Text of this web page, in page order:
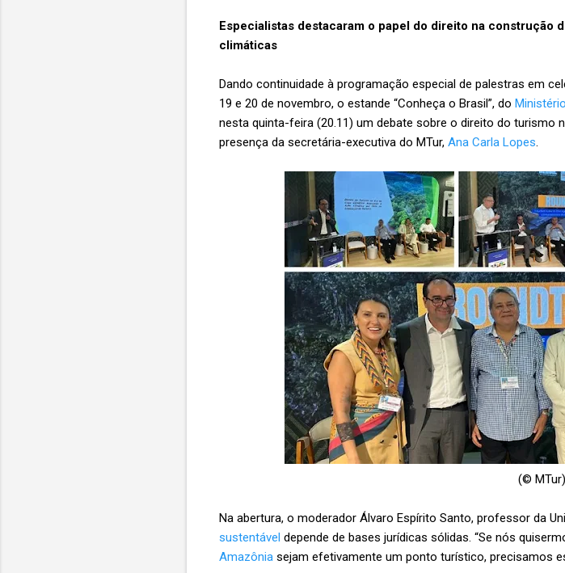
Especialistas destacaram o papel do direito na construção
climáticas
Dando continuidade à programação especial de palestras em
19 e 20 de novembro, o estande “Conheça o Brasil”, do
nesta quinta-feira (20.11) um debate sobre o direito do turismo
presença da secretária-executiva do MTur, Ana Carla Lopes.
(© MTur)
Na abertura, o moderador Álvaro Espírito Santo, professor da
sustentável depende de bases jurídicas sólidas. “Se nós
Amazôniasejam efetivamente um ponto turístico, precisamos